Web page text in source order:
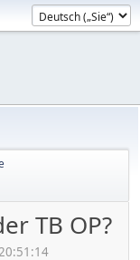
TB OP?